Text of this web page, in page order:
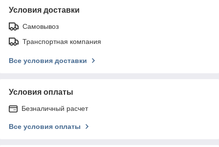
Условия доставки
Самовывоз
Транспортная компания
Все условия доставки
Условия оплаты
Безналичный расчет
Все условия оплаты